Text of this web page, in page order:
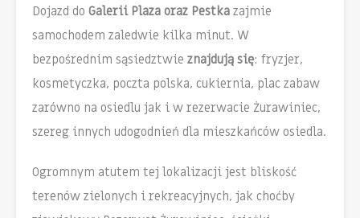
Dojazd do Galerii Plaza oraz Pestka zajmie
samochodem zaledwie kilka minut. W
bezpośrednim sąsiedztwie znajdują się: fryzjer,
kosmetyczka, poczta polska, cukiernia, plac zabaw
zarówno na osiedlu jak i w rezerwacie Żurawiniec,
szereg innych udogodnień dla mieszkańców osiedla.
Ogromnym atutem tej lokalizacji jest bliskość
terenów zielonych i rekreacyjnych, jak choćby